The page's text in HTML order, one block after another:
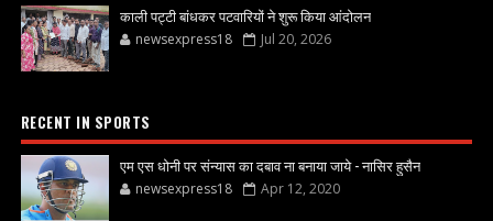
काली पट्टी बांधकर पटवारियों ने शुरू किया आंदोलन
newsexpress18 Jul 20, 2026
RECENT IN SPORTS
एम एस धोनी पर संन्यास का दबाव ना बनाया जाये - नासिर हुसैन
newsexpress18 Apr 12, 2020